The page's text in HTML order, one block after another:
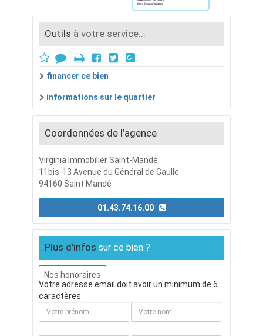
Outils à votre service...
financer ce bien
informations sur le quartier
Coordonnées de l’agence
Virginia Immobilier Saint-Mandé
11bis-13 Avenue du Général de Gaulle
94160 Saint Mandé
Plus d'infos sur ce bien ?
Nos honoraires
Votre adresse email doit avoir un minimum de 6
caractères.